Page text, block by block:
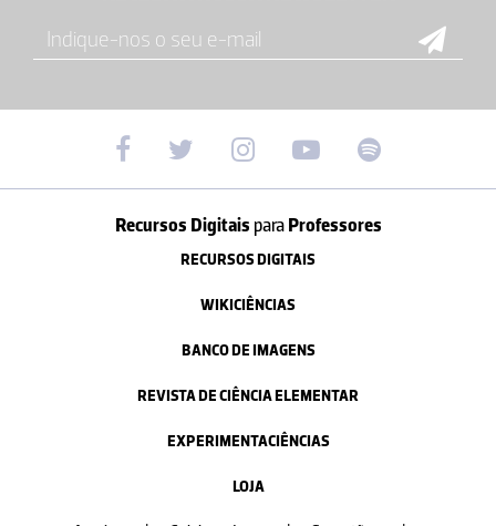
Recursos Digitais paraProfessores
RECURSOS DIGITAIS
WIKICIÊNCIAS
BANCO DE IMAGENS
REVISTA DE CIÊNCIA ELEMENTAR
EXPERIMENTACIÊNCIAS
LOJA